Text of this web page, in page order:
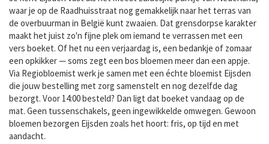
waar je op de Raadhuisstraat nog gemakkelijk naar het terras van
de overbuurman in België kunt zwaaien. Dat grensdorpse karakter
maakt het juist zo'n fijne plek om iemand te verrassen met een
vers boeket. Of het nu een verjaardag is, een bedankje of zomaar
een opkikker — soms zegt een bos bloemen meer dan een appje.
Via Regiobloemist werk je samen met een échte bloemist Eijsden
die jouw bestelling met zorg samenstelt en nog dezelfde dag
bezorgt. Voor 14:00 besteld? Dan ligt dat boeket vandaag op de
mat. Geen tussenschakels, geen ingewikkelde omwegen. Gewoon
bloemen bezorgen Eijsden zoals het hoort: fris, op tijd en met
aandacht.